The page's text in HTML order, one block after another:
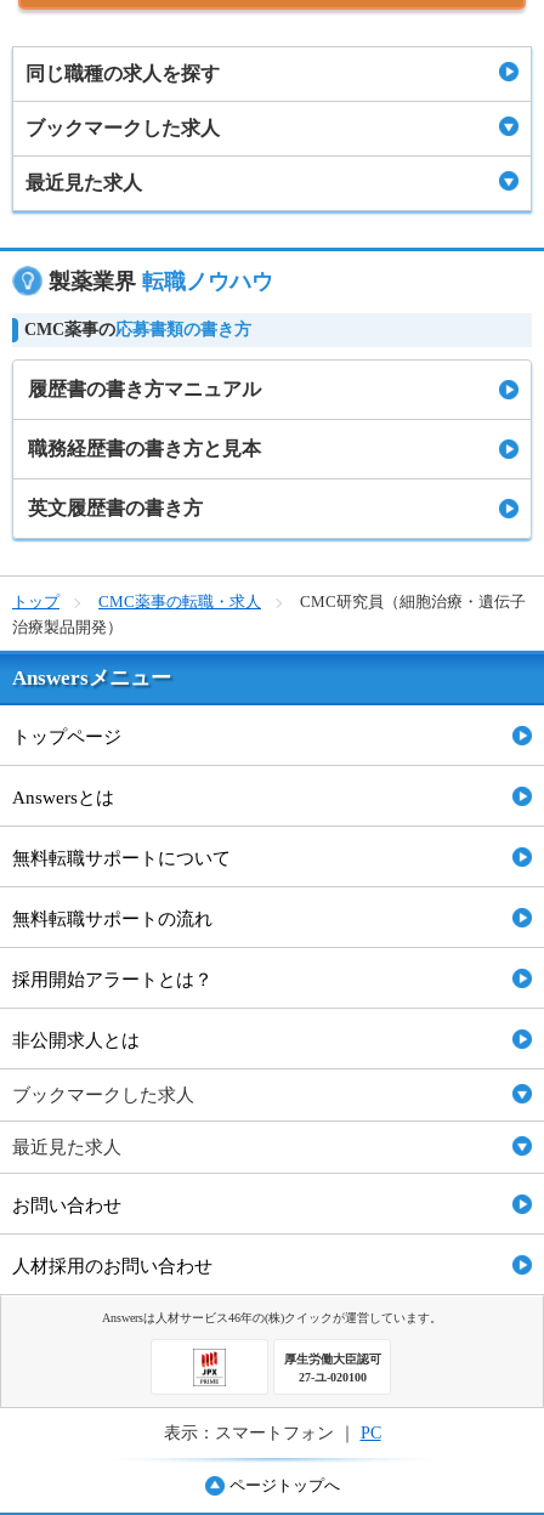
同じ職種の求人を探す
ブックマークした求人
最近見た求人
製薬業界 転職ノウハウ
CMC薬事の応募書類の書き方
履歴書の書き方マニュアル
職務経歴書の書き方と見本
英文履歴書の書き方
トップ CMC薬事の転職・求人
CMC研究員（細胞治療・遺伝子
治療製品開発）
Answersメニュー
トップページ
Answersとは
無料転職サポートについて
無料転職サポートの流れ
採用開始アラートとは？
非公開求人とは
ブックマークした求人
最近見た求人
お問い合わせ
人材採用のお問い合わせ
Answersは人材サービス46年の(株)クイックが運営しています。
厚生労働大臣認可
27-ユ-020100
表示：スマートフォン ｜ PC
ページトップへ